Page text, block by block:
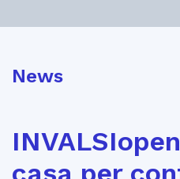
News
casa per